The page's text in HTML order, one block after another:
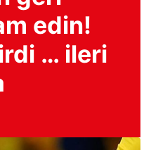
edin!
… ileri